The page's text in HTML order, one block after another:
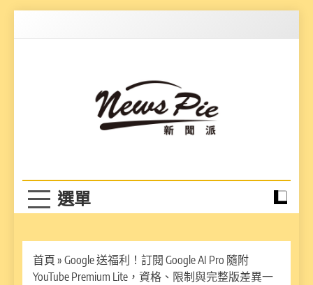
首頁 » Google 送福利！訂閱 Google AI Pro 隨附
YouTube Premium Lite，資格、限制與完整版差異一